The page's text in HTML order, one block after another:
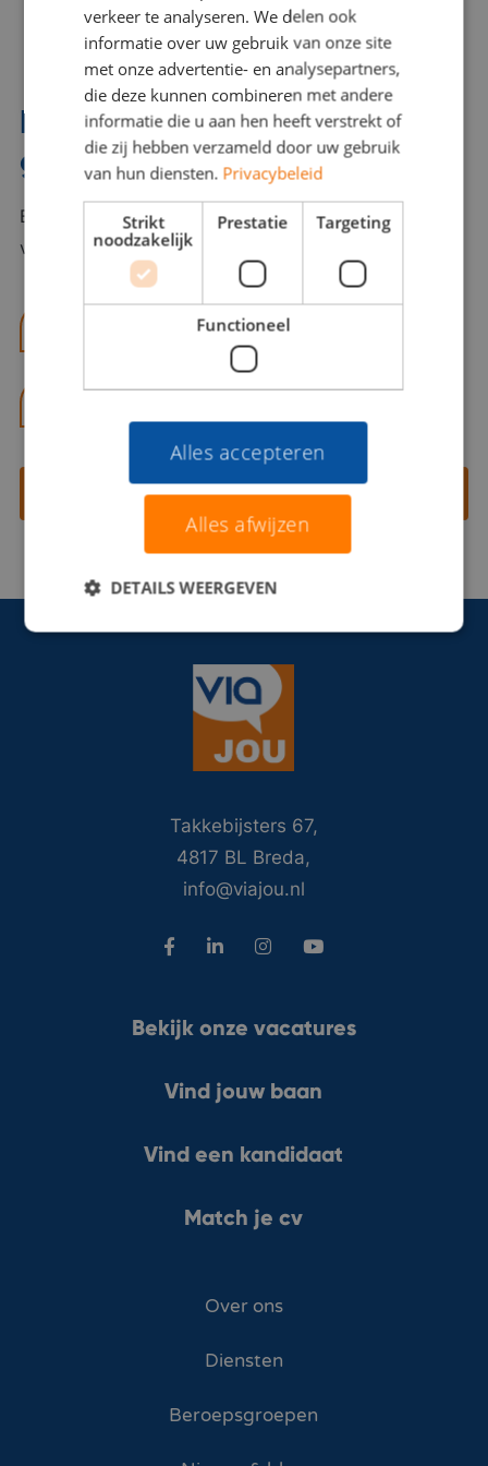
Interesse? Benno helpt je
graag verder!
Bel of mail Benno met al jouw vragen. Benno staat
voor je klaar en helpt je graag!
benno@viajou.nl
Contact opnemen
Takkebijsters 67,
4817 BL Breda,
info@viajou.nl
Bekijk onze vacatures
Vind jouw baan
Vind een kandidaat
Match je cv
Over ons
Diensten
Beroepsgroepen
verkeer te analyseren. We delen ook
informatie over uw gebruik van onze site
met onze advertentie- en analysepartners,
die deze kunnen combineren met andere
informatie die u aan hen heeft verstrekt of
die zij hebben verzameld door uw gebruik
van hun diensten. Privacybeleid
Strikt
noodzakelijk
Prestatie Targeting
Functioneel
Alles accepteren
Alles afwijzen
DETAILS WEERGEVEN